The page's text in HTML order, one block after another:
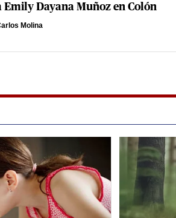
Emily Dayana Muñoz en Colón
Molina